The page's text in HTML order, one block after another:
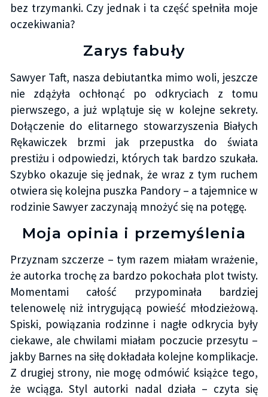
bez trzymanki. Czy jednak i ta część spełniła moje
oczekiwania?
Zarys fabuły
Sawyer Taft, nasza debiutantka mimo woli, jeszcze
nie zdążyła ochłonąć po odkryciach z tomu
pierwszego, a już wplątuje się w kolejne sekrety.
Dołączenie do elitarnego stowarzyszenia Białych
Rękawiczek brzmi jak przepustka do świata
prestiżu i odpowiedzi, których tak bardzo szukała.
Szybko okazuje się jednak, że wraz z tym ruchem
otwiera się kolejna puszka Pandory – a tajemnice w
rodzinie Sawyer zaczynają mnożyć się na potęgę.
Moja opinia i przemyślenia
Przyznam szczerze – tym razem miałam wrażenie,
że autorka trochę za bardzo pokochała plot twisty.
Momentami całość przypominała bardziej
telenowelę niż intrygującą powieść młodzieżową.
Spiski, powiązania rodzinne i nagłe odkrycia były
ciekawe, ale chwilami miałam poczucie przesytu –
jakby Barnes na siłę dokładała kolejne komplikacje.
Z drugiej strony, nie mogę odmówić książce tego,
że wciąga. Styl autorki nadal działa – czyta się